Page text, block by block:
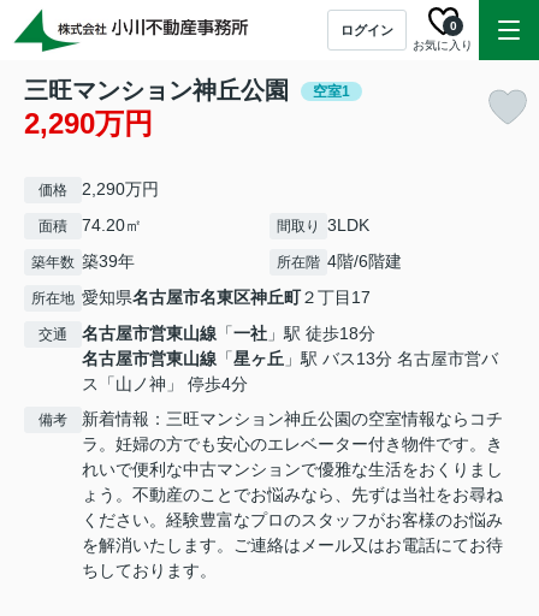
ログイン
お気に入り
0
三旺マンション神丘公園 空室1
2,290万円
価格 2,290万円
面積 74.20㎡ 間取り 3LDK
築年数 築39年 所在階 4階/6階建
所在地 愛知県名古屋市名東区神丘町２丁目17
交通 名古屋市営東山線 「一社 」駅 徒歩18分
名古屋市営東山線 「星ヶ丘 」駅 バス13分 名古屋市営バ
ス「山ノ神」 停歩4分
備考
新着情報：三旺マンション神丘公園の空室情報ならコチ
ラ。妊婦の方でも安心のエレベーター付き物件です。き
れいで便利な中古マンションで優雅な生活をおくりまし
ょう。不動産のことでお悩みなら、先ずは当社をお尋ね
ください。経験豊富なプロのスタッフがお客様のお悩み
を解消いたします。ご連絡はメール又はお電話にてお待
ちしております。